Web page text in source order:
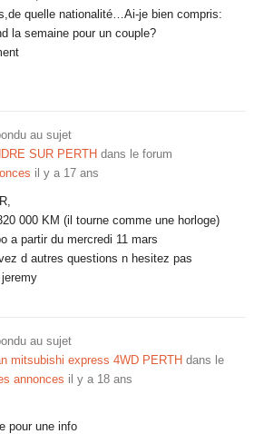
quelle nationalité…Ai-je bien compris:
la semaine pour un couple?
au sujet
SUR PERTH dans le forum
il y a 17 ans
000 KM (il tourne comme une horloge)
a partir du mercredi 11 mars
d autres questions n hesitez pas
au sujet
mitsubishi express 4WD PERTH dans le
annonces il y a 18 ans
pour une info